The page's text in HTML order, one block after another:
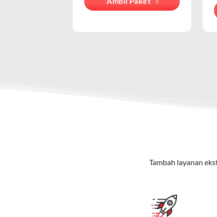
Lebih ekonomis dibandingkan berlangganan
adalah solusi
menikmati hiburan TV berkualitas, internet cepat, dan
Kecepatan wifi IndiHome ini mencapai
Akses ratusan channel TV lokal dan
Tambah layanan